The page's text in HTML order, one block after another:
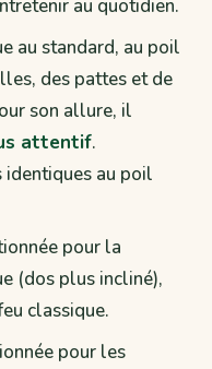
au quotidien.
au standard, au poil
des pattes et de
son allure, il
attentif.
au poil
pour la
(dos plus incliné),
classique.
pour les